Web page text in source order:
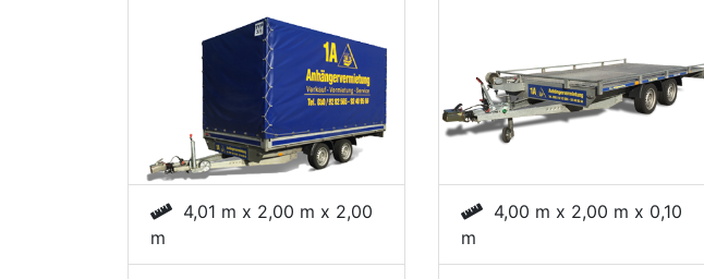
4,01 m x 2,00 m x 2,00
m
4,00 m x 2,00 m x 0,10
m